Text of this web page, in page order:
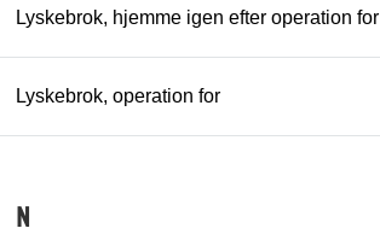
Lyskebrok, hjemme igen efter operation for
Lyskebrok, operation for
N